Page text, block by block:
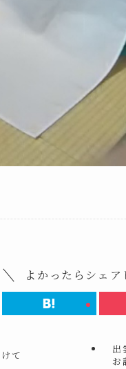
よかったらシェア
て
出
お